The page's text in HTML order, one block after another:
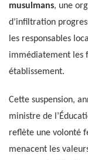
musulmans, une
d’infiltration
les responsables
immédiatement les
établissement.
Cette suspension,
ministre de
reflète une volonté
menacent les